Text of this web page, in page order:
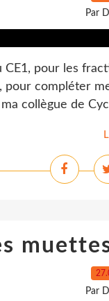
Par
CE1, pour les
compléter
collègue de
Par